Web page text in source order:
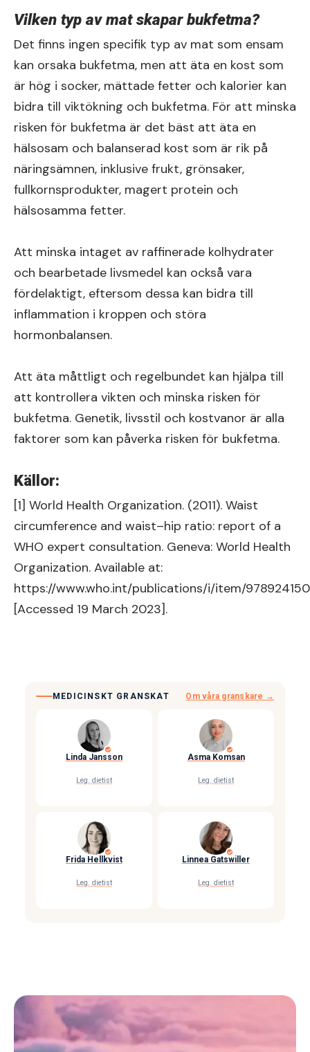
Vilken typ av mat skapar bukfetma?
Det finns ingen specifik typ av mat som ensam
kan orsaka bukfetma, men att äta en kost som
är hög i socker, mättade fetter och kalorier kan
bidra till viktökning och bukfetma. För att minska
risken för bukfetma är det bäst att äta en
hälsosam och balanserad kost som är rik på
näringsämnen, inklusive frukt, grönsaker,
fullkornsprodukter, magert protein och
hälsosamma fetter.
Att minska intaget av raffinerade kolhydrater
och bearbetade livsmedel kan också vara
fördelaktigt, eftersom dessa kan bidra till
inflammation i kroppen och störa
hormonbalansen.
Att äta måttligt och regelbundet kan hjälpa till
att kontrollera vikten och minska risken för
bukfetma. Genetik, livsstil och kostvanor är alla
faktorer som kan påverka risken för bukfetma.
Källor:
[1] World Health Organization. (2011). Waist
circumference and waist–hip ratio: report of a
WHO expert consultation. Geneva: World Health
Organization. Available at:
https://www.who.int/publications/i/item/
[Accessed 19 March 2023].
MEDICINSKT GRANSKAT Om våra granskare →
Linda Jansson
Leg. dietist
Asma Komsan
Leg. dietist
Frida Hellkvist
Leg. dietist
Linnea Gatswiller
Leg. dietist